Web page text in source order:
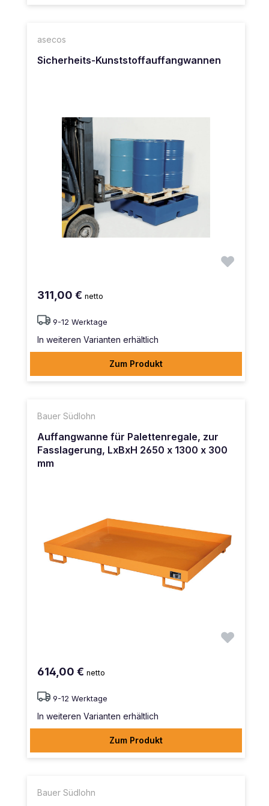
asecos
Sicherheits-Kunststoffauffangwannen
311,00 € netto
9-12 Werktage
In weiteren Varianten erhältlich
Zum Produkt
Bauer Südlohn
Auffangwanne für Palettenregale, zur
Fasslagerung, LxBxH 2650 x 1300 x 300
mm
614,00 € netto
9-12 Werktage
In weiteren Varianten erhältlich
Zum Produkt
Bauer Südlohn